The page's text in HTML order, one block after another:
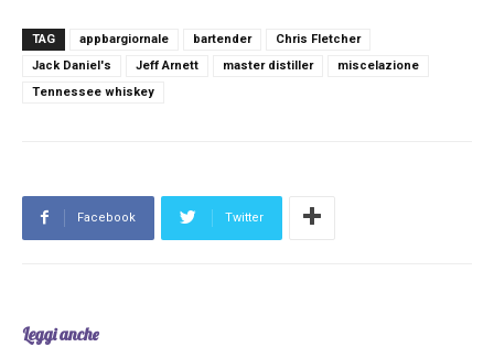
TAG appbargiornale bartender
Chris Fletcher
Jack Daniel's
Jeff Arnett master distiller
miscelazione
Tennessee whiskey
Facebook Twitter
Leggi anche